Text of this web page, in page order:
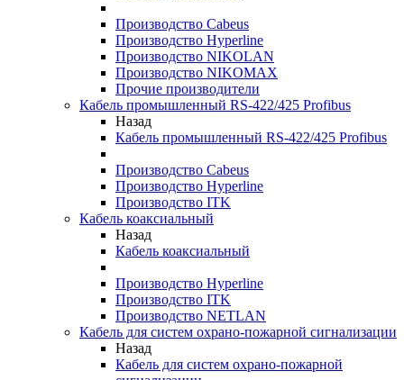
Производство Cabeus
Производство Hyperline
Производство NIKOLAN
Производство NIKOMAX
Прочие производители
Кабель промышленный RS-422/425 Profibus
Назад
Кабель промышленный RS-422/425 Profibus
Производство Cabeus
Производство Hyperline
Производство ITK
Кабель коаксиальный
Назад
Кабель коаксиальный
Производство Hyperline
Производство ITK
Производство NETLAN
Кабель для систем охрано-пожарной сигнализации
Назад
Кабель для систем охрано-пожарной